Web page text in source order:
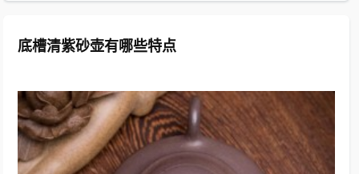
底槽清紫砂壶有哪些特点